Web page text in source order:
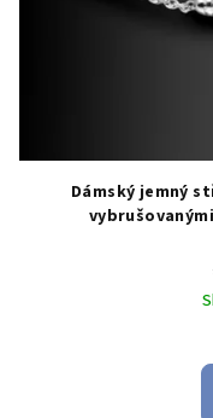
Dámský jemný